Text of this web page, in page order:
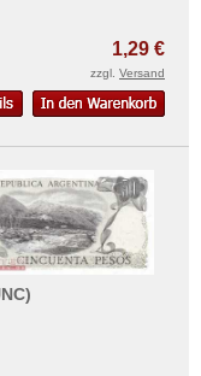
1,29 €
zzgl. Versand